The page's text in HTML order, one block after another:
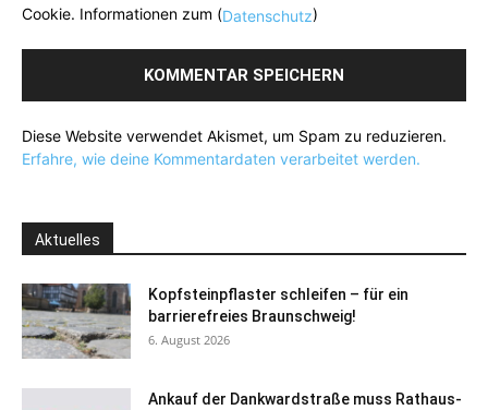
Cookie. Informationen zum (Datenschutz)
Diese Website verwendet Akismet, um Spam zu reduzieren.
Erfahre, wie deine Kommentardaten verarbeitet werden.
Aktuelles
Kopfsteinpflaster schleifen – für ein
barrierefreies Braunschweig!
6. August 2026
Ankauf der Dankwardstraße muss Rathaus-